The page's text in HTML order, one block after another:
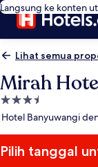
Langsung ke konten
Lihat semua
Mirah
Properti
bintang
Hotel Banyuwangi
Pilih tanggal